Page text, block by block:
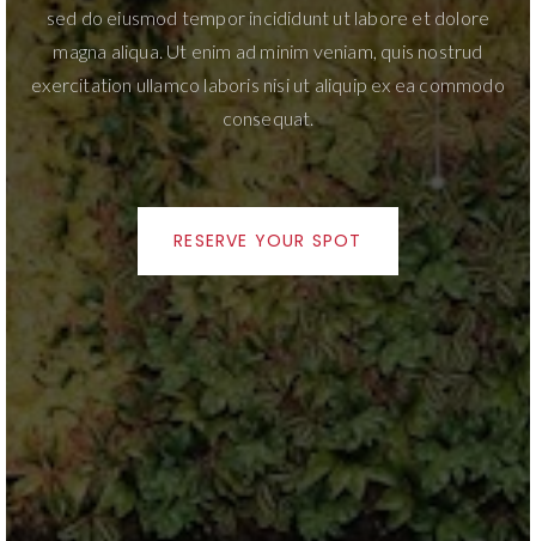
sed do eiusmod tempor incididunt ut labore et dolore
magna aliqua. Ut enim ad minim veniam, quis nostrud
exercitation ullamco laboris nisi ut aliquip ex ea commodo
consequat.
RESERVE YOUR SPOT